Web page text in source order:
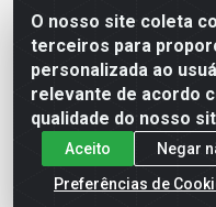
O nosso site coleta
terceiros para
personalizada ao
relevante de acordo
qualidade do nosso
Aceito
Negar
Preferências de
Atacamax Importadora de
101 - SUL, KM 79,60 GP
Guararapes - PE, 54355-